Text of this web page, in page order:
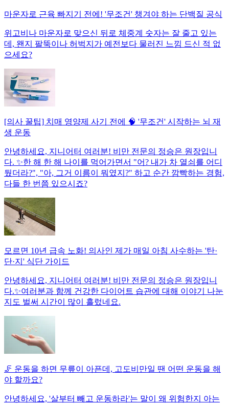
마운자로 근육 빠지기 전에! '무조건' 챙겨야 하는 단백질 공식
위고비나 마운자로 맞으신 뒤로 체중계 숫자는 잘 줄고 있는
데, 왠지 팔뚝이나 허벅지가 예전보다 물러진 느낌 드신 적 없
으세요?
[의사 꿀팁] 치매 영양제 사기 전에 🧠 '무조건' 시작하는 뇌 재
생 운동
안녕하세요, 지니어터 여러분! 비만 전문의 정승은 원장입니
다. ✨한 해 한 해 나이를 먹어가면서 "어? 내가 차 열쇠를 어디
뒀더라?", "아, 그거 이름이 뭐였지?" 하고 순간 깜빡하는 경험,
다들 한 번쯤 있으시죠?
모르면 10년 급속 노화! 의사인 제가 매일 아침 사수하는 '탄·
단·지' 식단 가이드
안녕하세요, 지니어터 여러분! 비만 전문의 정승은 원장입니
다.✨여러분과 함께 건강한 다이어트 습관에 대해 이야기 나눈
지도 벌써 시간이 많이 흘렀네요.
🦵 운동을 하면 무릎이 아픈데, 고도비만일 땐 어떤 운동을 해
야 할까요?
안녕하세요, '살부터 빼고 운동하라'는 말이 왜 위험한지 아는